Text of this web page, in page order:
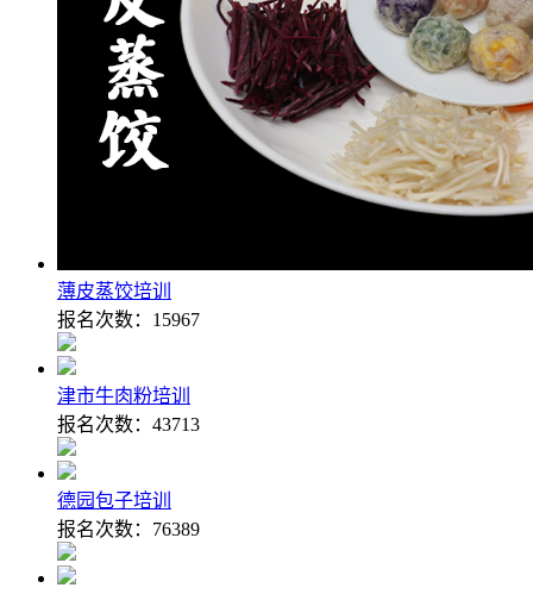
薄皮蒸饺培训
报名次数： 15967
津市牛肉粉培训
报名次数： 43713
德园包子培训
报名次数： 76389